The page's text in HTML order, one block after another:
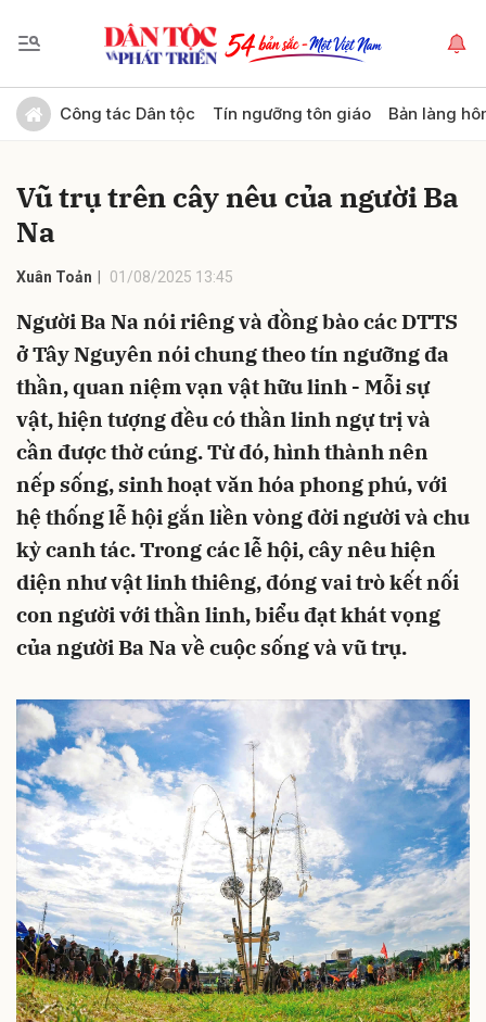
Công tác Dân tộc Tín ngưỡng tôn giáo Bản làng
Vũ trụ trên cây nêu của người Ba
Na
Xuân Toản 01/08/2025 13:45
Người Ba Na nói riêng và đồng bào các DTTS
ở Tây Nguyên nói chung theo tín ngưỡng đa
thần, quan niệm vạn vật hữu linh - Mỗi sự
vật, hiện tượng đều có thần linh ngự trị và
cần được thờ cúng. Từ đó, hình thành nên
nếp sống, sinh hoạt văn hóa phong phú, với
hệ thống lễ hội gắn liền vòng đời người và chu
kỳ canh tác. Trong các lễ hội, cây nêu hiện
diện như vật linh thiêng, đóng vai trò kết nối
con người với thần linh, biểu đạt khát vọng
của người Ba Na về cuộc sống và vũ trụ.
Gửi bình luận
Hủy Gửi